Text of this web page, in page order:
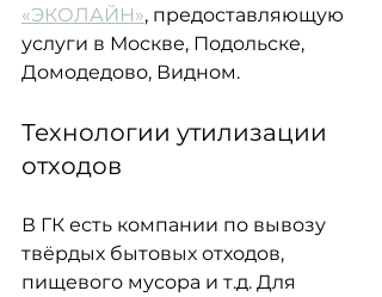
«ЭКОЛАЙН», предоставляющую
услуги в Москве, Подольске,
Домодедово, Видном.
Технологии утилизации
отходов
В ГК есть компании по вывозу
твёрдых бытовых отходов,
пищевого мусора и т.д. Для